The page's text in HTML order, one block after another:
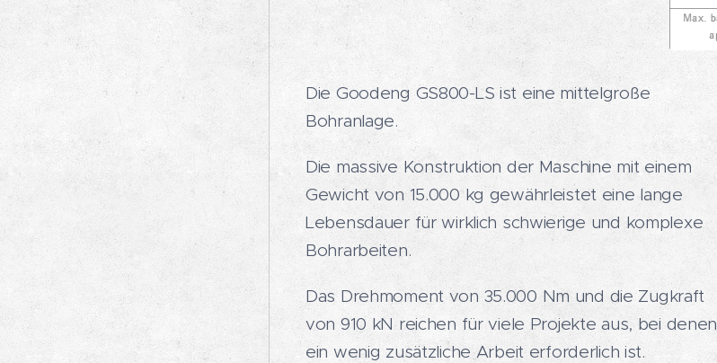
Die Goodeng GS800-LS ist eine mittelgroße
Bohranlage.
Die massive Konstruktion der Maschine mit einem
Gewicht von 15.000 kg gewährleistet eine lange
Lebensdauer für wirklich schwierige und komplexe
Bohrarbeiten.
Das Drehmoment von 35.000 Nm und die Zugkraft
von 910 kN reichen für viele Projekte aus, bei denen
ein wenig zusätzliche Arbeit erforderlich ist.